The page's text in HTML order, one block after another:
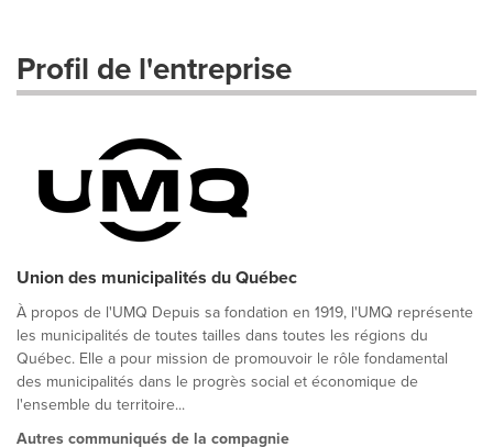
Profil de l'entreprise
Union des municipalités du Québec
À propos de l'UMQ Depuis sa fondation en 1919, l'UMQ représente
les municipalités de toutes tailles dans toutes les régions du
Québec. Elle a pour mission de promouvoir le rôle fondamental
des municipalités dans le progrès social et économique de
l'ensemble du territoire...
Autres communiqués de la compagnie